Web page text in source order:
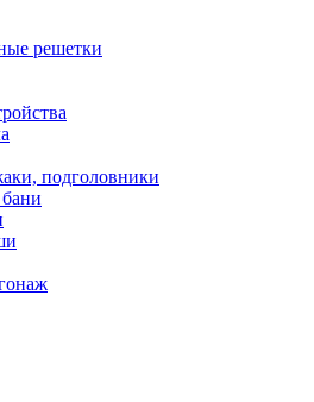
решетки
подголовники